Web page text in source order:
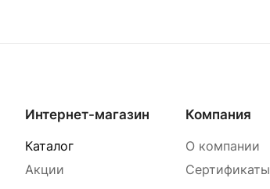
Интернет-магазин
Каталог
Акции
Компания
О компании
Сертификаты